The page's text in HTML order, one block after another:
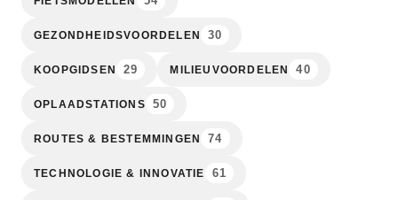
GEZONDHEIDSVOORDELEN 30
KOOPGIDSEN 29 MILIEUVOORDELEN 40
OPLAADSTATIONS 50
ROUTES & BESTEMMINGEN 74
TECHNOLOGIE & INNOVATIE 61